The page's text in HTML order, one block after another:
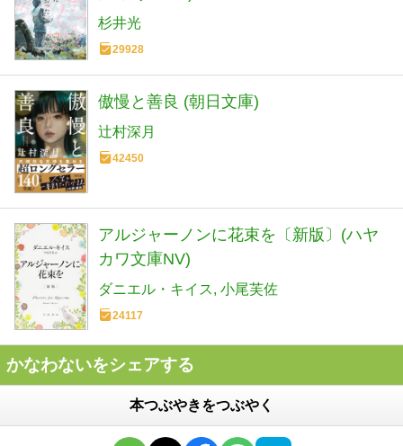
杉井光
29928
傲慢と善良 (朝日文庫)
辻村深月
42450
アルジャーノンに花束を〔新版〕(ハヤ
カワ文庫NV)
ダニエル・キイス 小尾芙佐
24117
かなわないをシェアする
本つぶやきをつぶやく